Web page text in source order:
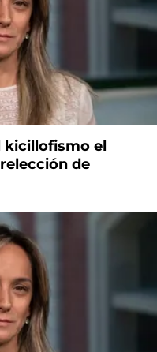
kicillofismo el
de